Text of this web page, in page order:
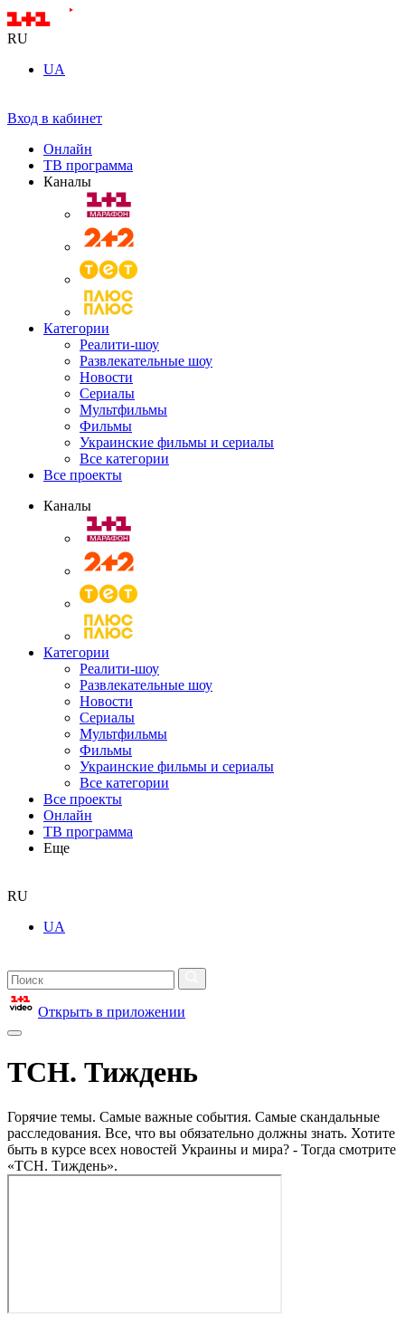
RU
UA
Вход в кабинет
Онлайн
ТВ программа
Каналы
Категории
Реалити-шоу
Развлекательные шоу
Новости
Сериалы
Мультфильмы
Фильмы
Украинские фильмы и сериалы
Все категории
Все проекты
Каналы
Категории
Реалити-шоу
Развлекательные шоу
Новости
Сериалы
Мультфильмы
Фильмы
Украинские фильмы и сериалы
Все категории
Все проекты
Онлайн
ТВ программа
Еще
RU
UA
Открыть в приложении
ТСН. Тиждень
Горячие темы. Самые важные события. Самые скандальные
расследования. Все, что вы обязательно должны знать. Хотите
быть в курсе всех новостей Украины и мира? - Тогда смотрите
«ТСН. Тиждень».